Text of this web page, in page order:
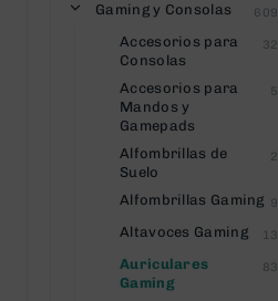
Gaming y Consolas 609
Accesorios para
Consolas
32
Accesorios para
Mandos y
Gamepads
5
Alfombrillas de
Suelo
2
Alfombrillas Gaming 9
Altavoces Gaming 13
Auriculares
Gaming
83